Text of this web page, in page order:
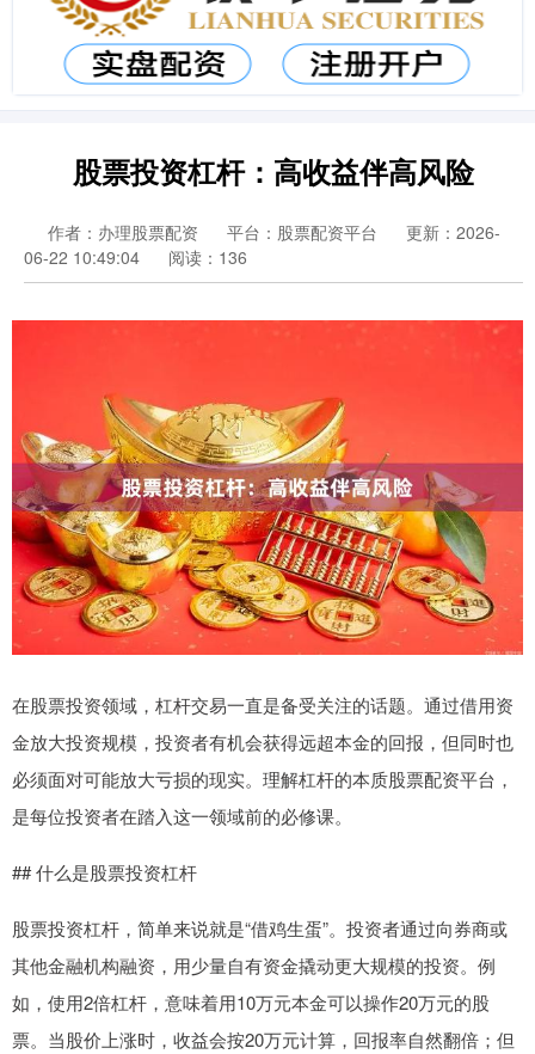
股票投资杠杆：高收益伴高风险
作者：办理股票配资 平台：股票配资平台
更新：2026-
06-22 10:49:04
阅读：136
在股票投资领域，杠杆交易一直是备受关注的话题。通过借用资
金放大投资规模，投资者有机会获得远超本金的回报，但同时也
必须面对可能放大亏损的现实。理解杠杆的本质股票配资平台，
是每位投资者在踏入这一领域前的必修课。
## 什么是股票投资杠杆
股票投资杠杆，简单来说就是“借鸡生蛋”。投资者通过向券商或
其他金融机构融资，用少量自有资金撬动更大规模的投资。例
如，使用2倍杠杆，意味着用10万元本金可以操作20万元的股
票。当股价上涨时，收益会按20万元计算，回报率自然翻倍；但